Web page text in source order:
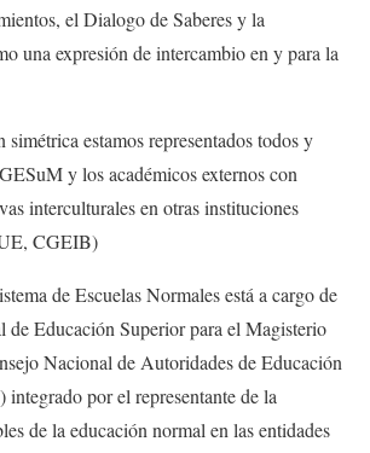
el Dialogo de Saberes y la
una expresión de intercambio en y para la
simétrica estamos representados todos y
y los académicos externos con
interculturales en otras instituciones
CGEIB)
de Escuelas Normales está a cargo de
de Educación Superior para el Magisterio
Nacional de Autoridades de Educación
por el representante de la
de la educación normal en las entidades